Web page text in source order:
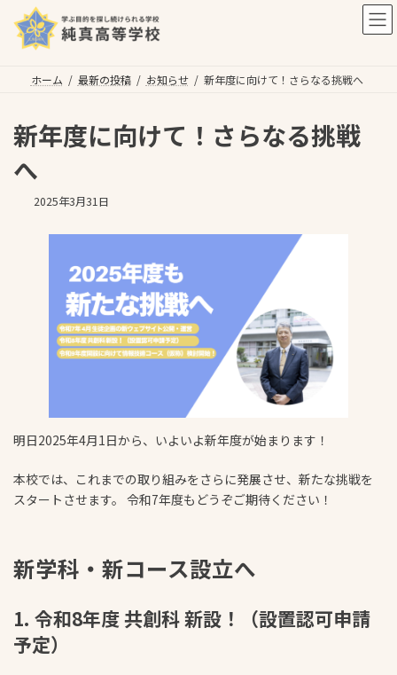
ホーム 最新の投稿 お知らせ 新年度に向けて！さらなる挑戦へ
新年度に向けて！さらなる挑戦
へ
2025年3月31日
明日2025年4月1日から、いよいよ新年度が始まります！
本校では、これまでの取り組みをさらに発展させ、新たな挑戦を
スタートさせます。 令和7年度もどうぞご期待ください！
新学科・新コース設立へ
1. 令和8年度 共創科 新設！（設置認可申請
予定）